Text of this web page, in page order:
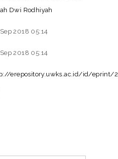
Dwi Rodhiyah
2018 05:14
2018 05:14
erepository.uwks.ac.id/id/eprint/